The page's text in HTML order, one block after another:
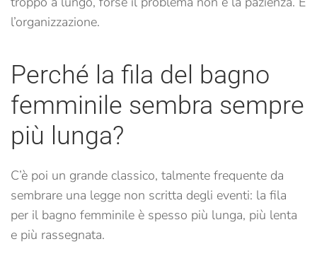
l’organizzazione.
Perché la fila del bagno
femminile sembra sempre
più lunga?
C’è poi un grande classico, talmente frequente da
sembrare una legge non scritta degli eventi: la fila
per il bagno femminile è spesso più lunga, più lenta
e più rassegnata.